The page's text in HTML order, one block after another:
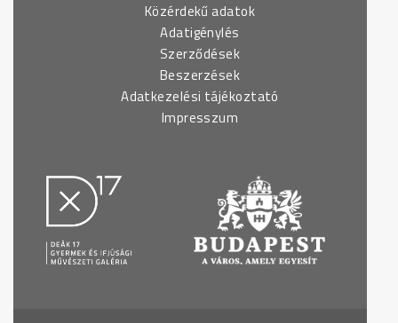
Közérdekű adatok
Adatigénylés
Szerződések
Beszerzések
Adatkezelési tájékoztató
Impresszum